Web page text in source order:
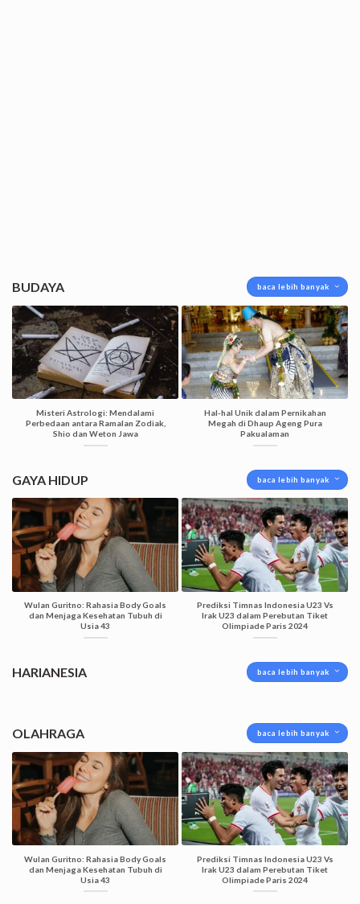
BUDAYA baca lebih banyak
Misteri Astrologi: Mendalami
Perbedaan antara Ramalan Zodiak,
Shio dan Weton Jawa
Hal-hal Unik dalam Pernikahan
Megah di Dhaup Ageng Pura
Pakualaman
GAYA HIDUP baca lebih banyak
Wulan Guritno: Rahasia Body Goals
dan Menjaga Kesehatan Tubuh di
Usia 43
Prediksi Timnas Indonesia U23 Vs
Irak U23 dalam Perebutan Tiket
Olimpiade Paris 2024
HARIANESIA baca lebih banyak
OLAHRAGA baca lebih banyak
Wulan Guritno: Rahasia Body Goals
dan Menjaga Kesehatan Tubuh di
Usia 43
Prediksi Timnas Indonesia U23 Vs
Irak U23 dalam Perebutan Tiket
Olimpiade Paris 2024